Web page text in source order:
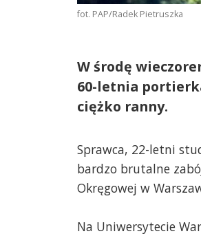
fot. PAP/Radek Pietruszka
W środę
60-letnia
ciężko ranny.
Sprawca, 22-letni
bardzo brutalne
Okręgowej w
Na Uniwersytecie